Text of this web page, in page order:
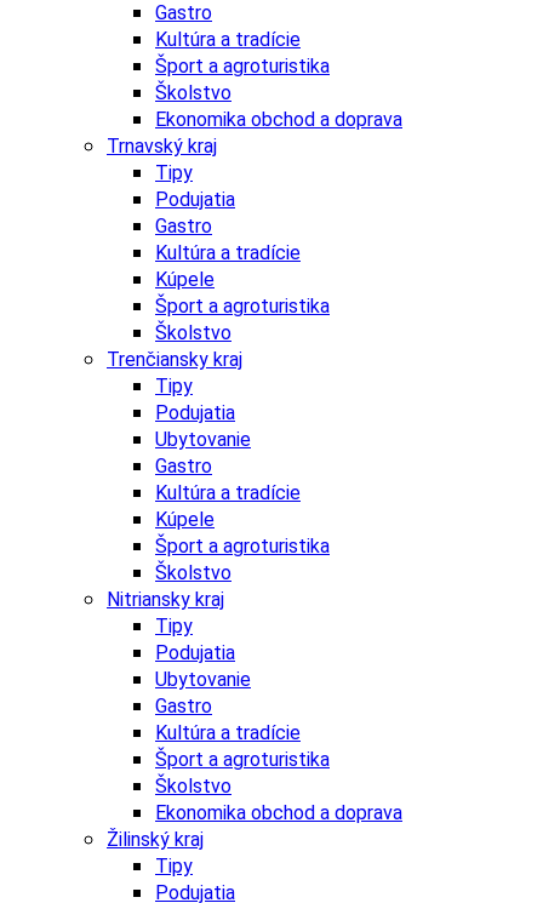
Gastro
Kultúra a tradície
Šport a agroturistika
Školstvo
Ekonomika obchod a doprava
Trnavský kraj
Tipy
Podujatia
Gastro
Kultúra a tradície
Kúpele
Šport a agroturistika
Školstvo
Trenčiansky kraj
Tipy
Podujatia
Ubytovanie
Gastro
Kultúra a tradície
Kúpele
Šport a agroturistika
Školstvo
Nitriansky kraj
Tipy
Podujatia
Ubytovanie
Gastro
Kultúra a tradície
Šport a agroturistika
Školstvo
Ekonomika obchod a doprava
Žilinský kraj
Tipy
Podujatia